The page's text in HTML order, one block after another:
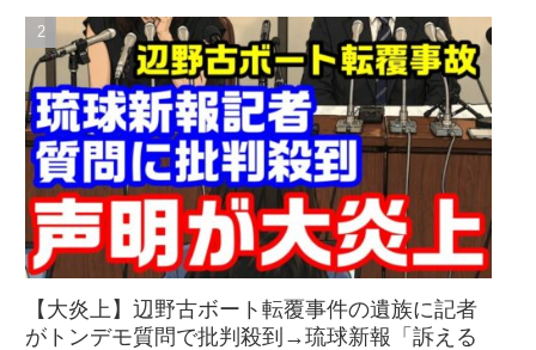
【大炎上】辺野古ボート転覆事件の遺族に記者
がトンデモ質問で批判殺到→琉球新報「訴える